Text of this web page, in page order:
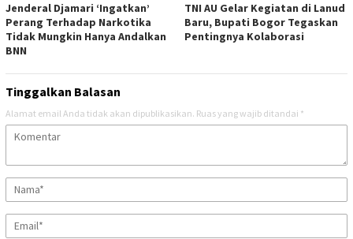
Jenderal Djamari ‘Ingatkan’
Perang Terhadap Narkotika
Tidak Mungkin Hanya Andalkan
BNN
TNI AU Gelar Kegiatan di Lanud
Baru, Bupati Bogor Tegaskan
Pentingnya Kolaborasi
Tinggalkan Balasan
Alamat email Anda tidak akan dipublikasikan. Ruas yang wajib ditandai *